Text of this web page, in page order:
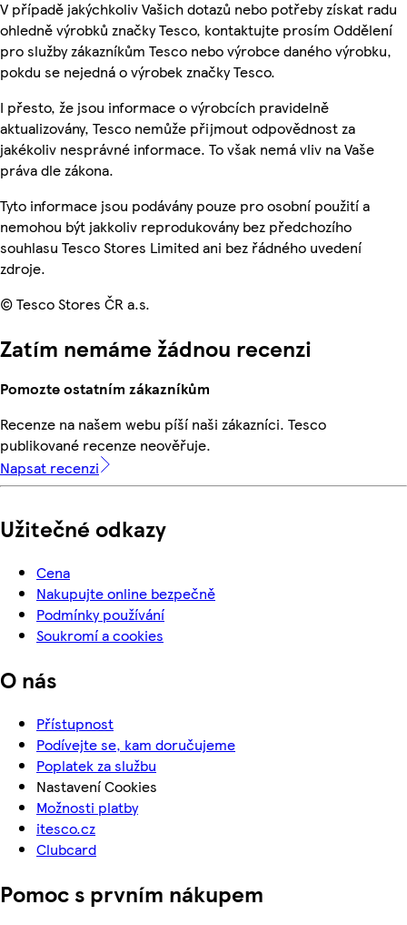
V případě jakýchkoliv Vašich dotazů nebo potřeby získat radu
ohledně výrobků značky Tesco, kontaktujte prosím Oddělení
pro služby zákazníkům Tesco nebo výrobce daného výrobku,
pokdu se nejedná o výrobek značky Tesco.
I přesto, že jsou informace o výrobcích pravidelně
aktualizovány, Tesco nemůže přijmout odpovědnost za
jakékoliv nesprávné informace. To však nemá vliv na Vaše
práva dle zákona.
Tyto informace jsou podávány pouze pro osobní použití a
nemohou být jakkoliv reprodukovány bez předchozího
souhlasu Tesco Stores Limited ani bez řádného uvedení
zdroje.
© Tesco Stores ČR a.s.
Zatím nemáme žádnou recenzi
Pomozte ostatním zákazníkům
Recenze na našem webu píší naši zákazníci. Tesco
publikované recenze neověřuje.
Napsat recenzi
Užitečné odkazy
Cena
Nakupujte online bezpečně
Podmínky používání
Soukromí a cookies
O nás
Přístupnost
Podívejte se, kam doručujeme
Poplatek za službu
Nastavení Cookies
Možnosti platby
itesco.cz
Clubcard
Pomoc s prvním nákupem